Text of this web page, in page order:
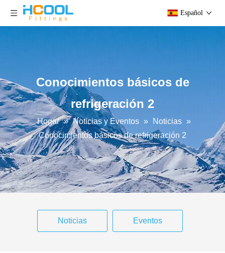
Español
Conocimientos básicos de
refrigeración 2
Hogar » Noticias y Eventos » Noticias »
Conocimientos básicos de refrigeración 2
Noticias Eventos